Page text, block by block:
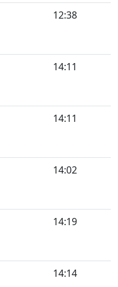
12:38
14:11
14:11
14:02
14:19
14:14